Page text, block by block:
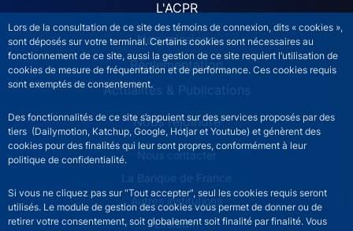
Lors de la consultation de ce site des témoins de connexion, dits « cookies »,
sont déposés sur votre terminal. Certains cookies sont nécessaires au
fonctionnement de ce site, aussi la gestion de ce site requiert l’utilisation de
cookies de mesure de fréquentation et de performance. Ces cookies requis
sont exemptés de consentement.
Des fonctionnalités de ce site s’appuient sur des services proposés par des
tiers (Dailymotion, Katchup, Google, Hotjar et Youtube) et génèrent des
cookies pour des finalités qui leur sont propres, conformément à leur
politique de confidentialité.
Si vous ne cliquez pas sur "Tout accepter", seul les cookies requis seront
utilisés. Le module de gestion des cookies vous permet de donner ou de
retirer votre consentement, soit globalement soit finalité par finalité. Vous
L'ACPR
Nos missions
Réglementation
Actualités & Publications
Nous rejoindre
ACPR footer secondary menu (French)
Nous contacter
La Banque de France
Autres institutions
LinkedIn